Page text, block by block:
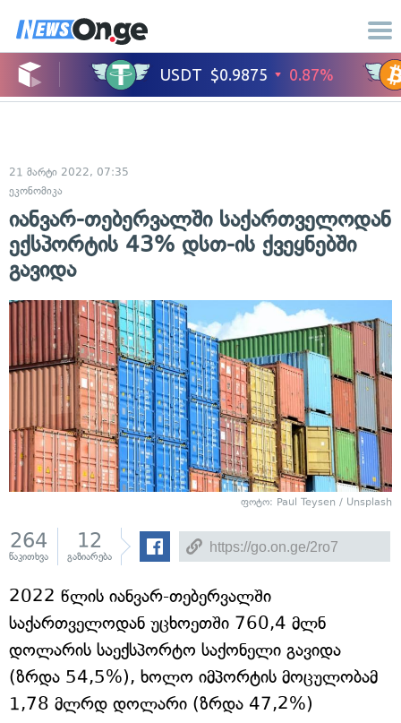
21 მარტი 2022, 07:35
ეკონომიკა
იანვარ-თებერვალში საქართველოდან
ექსპორტის 43% დსთ-ის ქვეყნებში
გავიდა
ფოტო: Paul Teysen / Unsplash
264
წაკითხვა
12
გაზიარება
2022 წლის იანვარ-თებერვალში
საქართველოდან უცხოეთში 760,4 მლნ
დოლარის საექსპორტო საქონელი გავიდა
(ზრდა 54,5%), ხოლო იმპორტის მოცულობამ
1,78 მლრდ დოლარი (ზრდა 47,2%)